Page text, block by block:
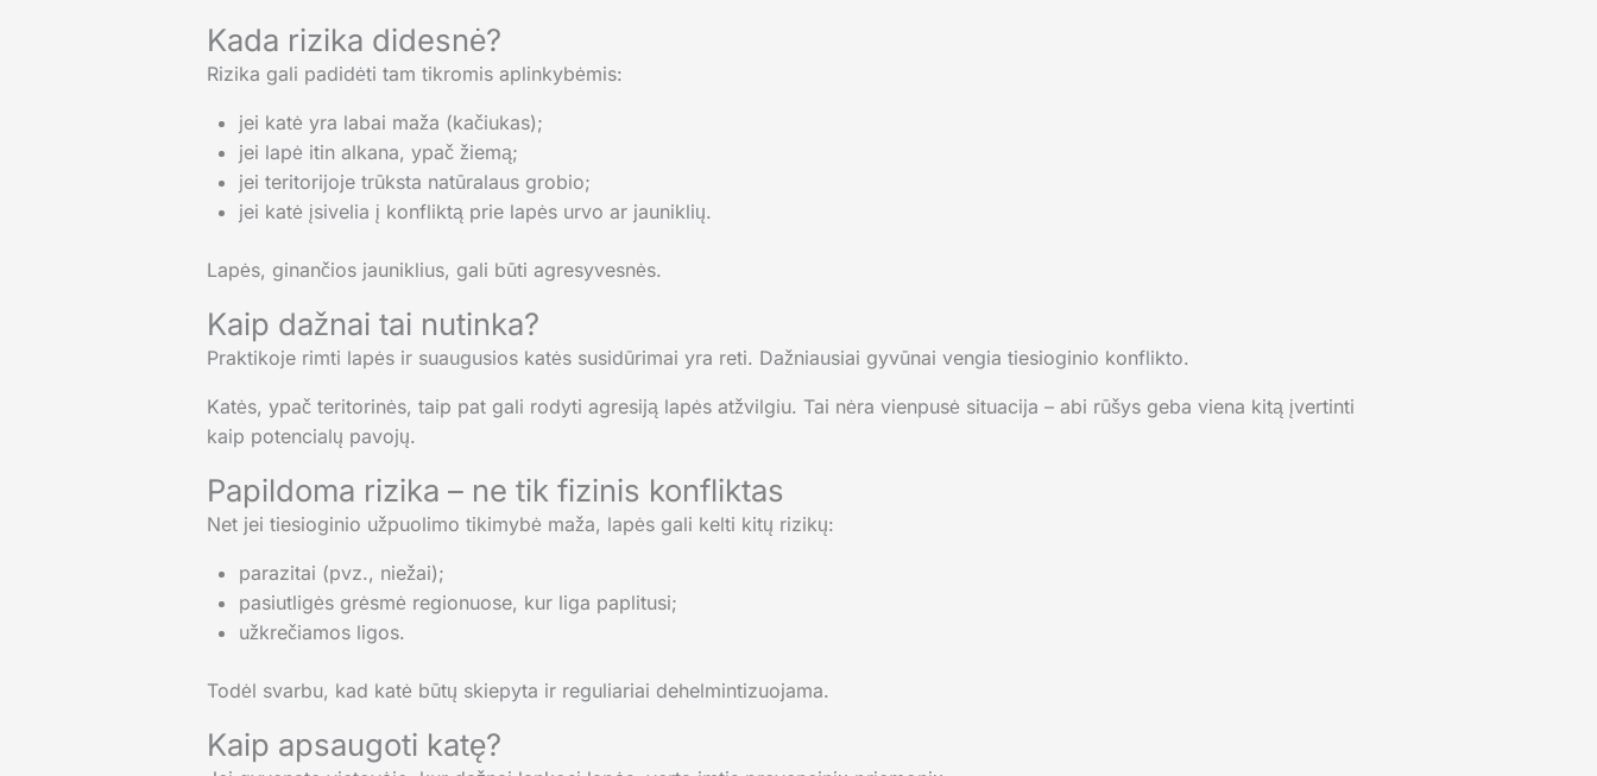
Kada rizika didesnė?
Rizika gali padidėti tam tikromis aplinkybėmis:
jei katė yra labai maža (kačiukas);
jei lapė itin alkana, ypač žiemą;
jei teritorijoje trūksta natūralaus grobio;
jei katė įsivelia į konfliktą prie lapės urvo ar jauniklių.
Lapės, ginančios jauniklius, gali būti agresyvesnės.
Kaip dažnai tai nutinka?
Praktikoje rimti lapės ir suaugusios katės susidūrimai yra reti. Dažniausiai gyvūnai vengia tiesioginio konflikto.
Katės, ypač teritorinės, taip pat gali rodyti agresiją lapės atžvilgiu. Tai nėra vienpusė situacija – abi rūšys geba viena kitą įvertinti
kaip potencialų pavojų.
Papildoma rizika – ne tik fizinis konfliktas
Net jei tiesioginio užpuolimo tikimybė maža, lapės gali kelti kitų rizikų:
parazitai (pvz., niežai);
pasiutligės grėsmė regionuose, kur liga paplitusi;
užkrečiamos ligos.
Todėl svarbu, kad katė būtų skiepyta ir reguliariai dehelmintizuojama.
Kaip apsaugoti katę?